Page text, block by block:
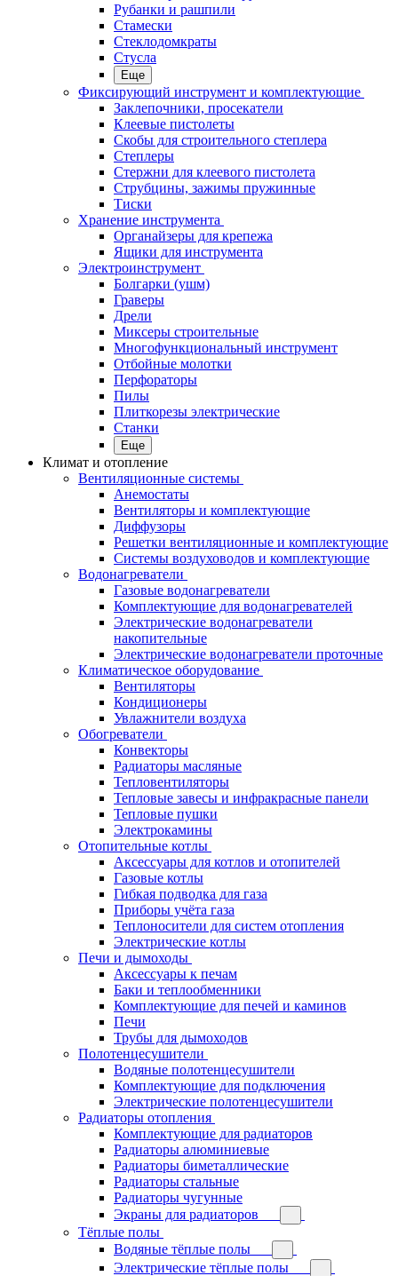
Рубанки и рашпили
Стамески
Стеклодомкраты
Стусла
Еще
Фиксирующий инструмент и комплектующие
Заклепочники, просекатели
Клеевые пистолеты
Скобы для строительного степлера
Степлеры
Стержни для клеевого пистолета
Струбцины, зажимы пружинные
Тиски
Хранение инструмента
Органайзеры для крепежа
Ящики для инструмента
Электроинструмент
Болгарки (ушм)
Граверы
Дрели
Миксеры строительные
Многофункциональный инструмент
Отбойные молотки
Перфораторы
Пилы
Плиткорезы электрические
Станки
Еще
Климат и отопление
Вентиляционные системы
Анемостаты
Вентиляторы и комплектующие
Диффузоры
Решетки вентиляционные и комплектующие
Системы воздуховодов и комплектующие
Водонагреватели
Газовые водонагреватели
Комплектующие для водонагревателей
Электрические водонагреватели
накопительные
Электрические водонагреватели проточные
Климатическое оборудование
Вентиляторы
Кондиционеры
Увлажнители воздуха
Обогреватели
Конвекторы
Радиаторы масляные
Тепловентиляторы
Тепловые завесы и инфракрасные панели
Тепловые пушки
Электрокамины
Отопительные котлы
Аксессуары для котлов и отопителей
Газовые котлы
Гибкая подводка для газа
Приборы учёта газа
Теплоносители для систем отопления
Электрические котлы
Печи и дымоходы
Аксессуары к печам
Баки и теплообменники
Комплектующие для печей и каминов
Печи
Трубы для дымоходов
Полотенцесушители
Водяные полотенцесушители
Комплектующие для подключения
Электрические полотенцесушители
Радиаторы отопления
Комплектующие для радиаторов
Радиаторы алюминиевые
Радиаторы биметаллические
Радиаторы стальные
Радиаторы чугунные
Экраны для радиаторов
Тёплые полы
Водяные тёплые полы
Электрические тёплые полы